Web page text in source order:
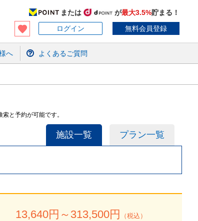
または が最大3.5%貯まる！
ログイン
無料会員登録
へ よくあるご質問
と予約が可能です。
施設一覧 プラン一覧
13,640円～ 313,500円 （税込）